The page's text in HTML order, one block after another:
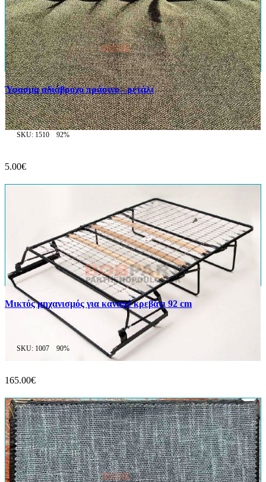
Ύφασμα αδιάβροχο πράσινο - ρετάλι
SKU: 1510 92%
5.00€
Μικτός μηχανισμός για καναπέ κρεβάτι 92 cm
SKU: 1007 90%
165.00€